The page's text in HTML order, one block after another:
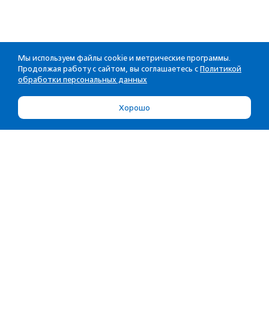
Мы используем файлы cookie и метрические программы.
Продолжая работу с сайтом, вы соглашаетесь с Политикой
обработки персональных данных
Хорошо